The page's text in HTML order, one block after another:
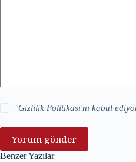
"Gizlilik Politikası'nı kabul
Yorum gönder
Benzer Yazılar